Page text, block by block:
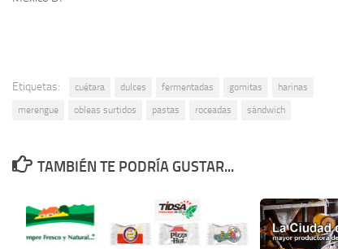
Etiquetas: cuétara dulces fermentadas gomitas
harinas
merengue
obleas surtidos pastas roceadas sándwich
TAMBIÉN TE PODRÍA GUSTAR...